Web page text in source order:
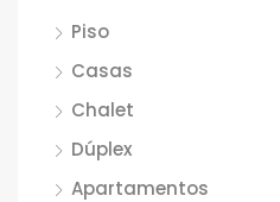
Piso
Casas
Chalet
Dúplex
Apartamentos